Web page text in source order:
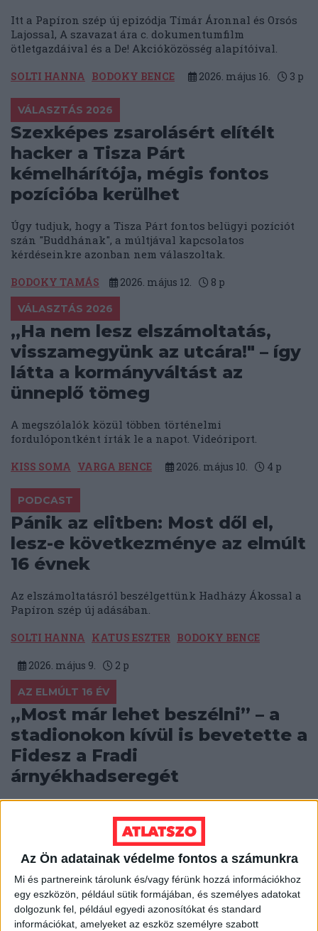
Az Ön adatainak védelme fontos a számunkra
Mi és partnereink tárolunk és/vagy férünk hozzá információkhoz
egy eszközön, például sütik formájában, és személyes adatokat
dolgozunk fel, például egyedi azonosítókat és standard
információkat, amelyeket az eszköz személyre szabott
Itt a Papíron szép új epizódja Tímár Áronnal és Orsós
Lajossal, A szavazat ára c. dokumentumfilm
ötletgazdáival és a De! Akcióközösség alapítóival.
SOLTI HANNA BODOKY BENCE 2026. május 16. 3 p
VÁLASZTÁS 2026
Szexképes zsarolásért elítélt
hacker a Tisza Párt
kémelhárítója, mégis fontos
pozícióba kerülhet
Úgy tudjuk, hogy a Tisza Párt fontos belügyi pozíciót
szán "Buddhának", a múltjával kapcsolatos
kérdéseinkre azonban nem válaszoltak.
BODOKY TAMÁS 2026. május 12. 8 p
VÁLASZTÁS 2026
„Ha nem lesz elszámoltatás,
visszamegyünk az utcára!" – így
látta a kormányváltást az
ünneplő tömeg
A megszólalók közül többen történelmi
fordulópontként írták le a napot. Videóriport.
KISS SOMA VARGA BENCE 2026. május 10. 4 p
PODCAST
Pánik az elitben: Most dől el,
lesz-e következménye az elmúlt
16 évnek
Az elszámoltatásról beszélgettünk Hadházy Ákossal a
Papíron szép új adásában.
SOLTI HANNA KATUS ESZTER BODOKY BENCE
2026. május 9. 2 p
AZ ELMÚLT 16 ÉV
„Most már lehet beszélni” – a
stadionokon kívül is bevetette a
Fidesz a Fradi
árnyékhadseregét
a Békemeneteken és a Fidesz országjárásain is
SOLTI HANNA 2026. május 7. 7p
VÁLASZTÁS 2026
„Tegyék meg, amit meg kell